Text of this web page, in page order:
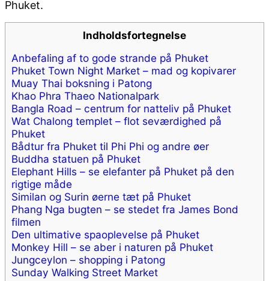
Phuket.
Indholdsfortegnelse
Anbefaling af to gode strande på Phuket
Phuket Town Night Market – mad og kopivarer
Muay Thai boksning i Patong
Khao Phra Thaeo Nationalpark
Bangla Road – centrum for natteliv på Phuket
Wat Chalong templet – flot seværdighed på
Phuket
Bådtur fra Phuket til Phi Phi og andre øer
Buddha statuen på Phuket
Elephant Hills – se elefanter på Phuket på den
rigtige måde
Similan og Surin øerne tæt på Phuket
Phang Nga bugten – se stedet fra James Bond
filmen
Den ultimative spaoplevelse på Phuket
Monkey Hill – se aber i naturen på Phuket
Jungceylon – shopping i Patong
Sunday Walking Street Market